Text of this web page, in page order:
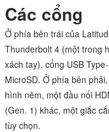
Các cổng
Ở phía bên trái của
Thunderbolt 4 (một trong
xách tay), cổng USB
MicroSD. Ở phía bên
hình nêm, một đầu nối
(Gen. 1) khác, một giắc
tùy chọn.